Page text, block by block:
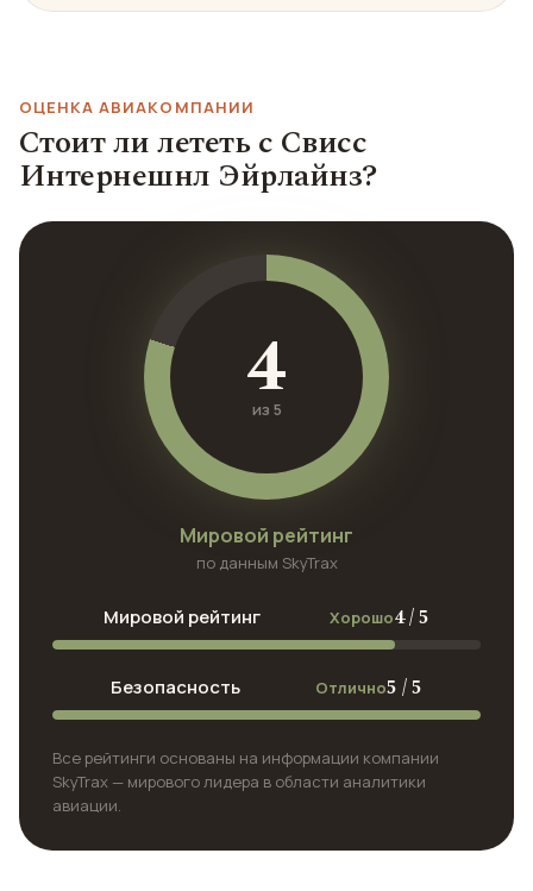
ОЦЕНКА АВИАКОМПАНИИ
Стоит ли лететь с Свисс
Интернешнл Эйрлайнз?
4
из 5
Мировой рейтинг
по данным SkyTrax
Мировой рейтинг Хорошо4 / 5
Безопасность Отлично5 / 5
Все рейтинги основаны на информации компании
SkyTrax — мирового лидера в области аналитики
авиации.